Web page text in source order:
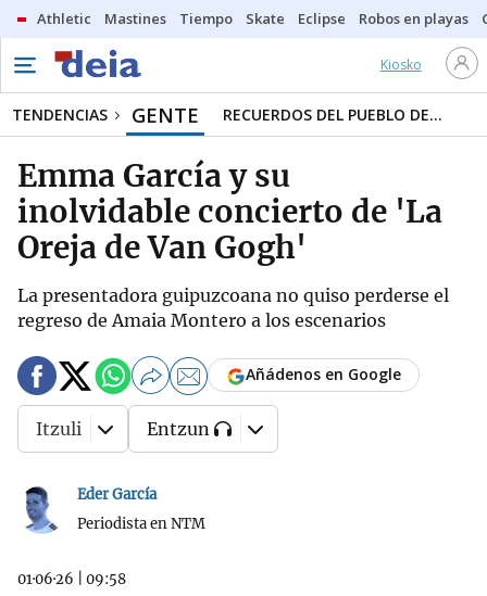
Athletic Mastines Tiempo Skate Eclipse Robos en playas
Kiosko
TENDENCIAS GENTE RECUERDOS DEL PUEBLO DE...
Emma García y su
inolvidable concierto de 'La
Oreja de Van Gogh'
La presentadora guipuzcoana no quiso perderse el
regreso de Amaia Montero a los escenarios
Eder García
Periodista en NTM
01·06·26 09:58
Añádenos en Google
Itzuli Entzun